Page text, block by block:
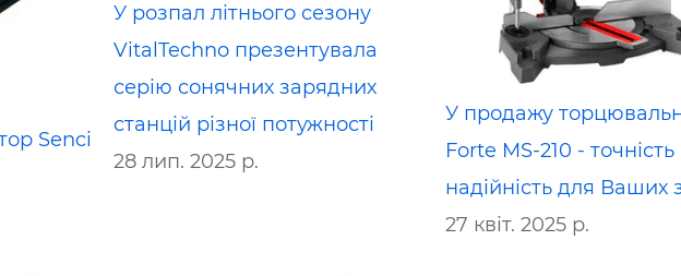
Senci
У розпал літнього сезону
VitalTechno презентувала
серію сонячних зарядних
станцій різної потужності
28 лип. 2025 р.
У продажу
Forte MS-210 - точність
надійність для Ваших
27 квіт. 2025 р.